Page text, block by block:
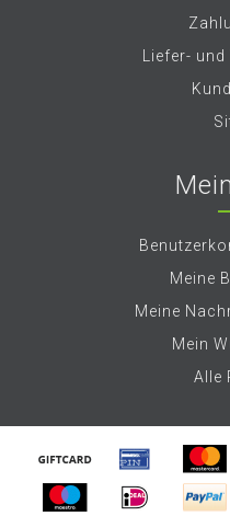
Liefer-
Meine
Meine
Mein
Alle